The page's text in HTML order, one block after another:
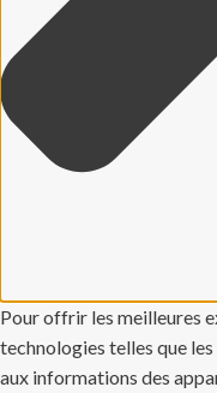
Pour offrir les meilleures
technologies telles que
aux informations des